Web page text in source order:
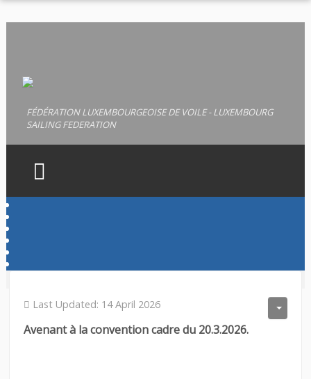
FÉDÉRATION LUXEMBOURGEOISE DE VOILE - LUXEMBOURG
SAILING FEDERATION
DOCUMENTS
LINKS
Last Updated: 14 April 2026
Avenant à la convention cadre du 20.3.2026.